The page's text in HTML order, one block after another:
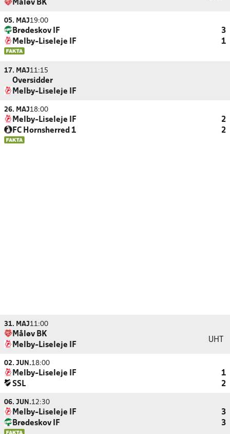
Måløv BK
05. MAJ19:00
Brødeskov IF
3
Melby-Liseleje IF
1
17. MAJ11:15
Oversidder
Melby-Liseleje IF
26. MAJ18:00
Melby-Liseleje IF
2
FC Hornsherred 1
2
31. MAJ11:00
Måløv BK
Melby-Liseleje IF
UHT
02. JUN.18:00
Melby-Liseleje IF
1
SSL
2
06. JUN.12:30
Melby-Liseleje IF
3
Brødeskov IF
3